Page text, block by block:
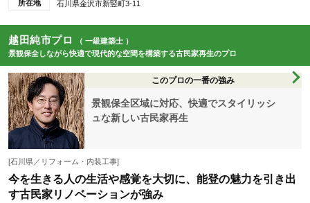
所在地 石川県金沢市新竪町3-11
越田純市プロ
（ 一級建築士 ）
景観保全しながら快適で現代的な空間を構築する古民家再生のプロ
このプロの一番の強み
景観保全区域に対応、快適でスタイリッシ
ュな新しい古民家再生
[石川県／リフォーム・内装工事]
今を生きる人の生活や感覚を大切に、能登の魅力を引き出
す古民家リノベーションが強み